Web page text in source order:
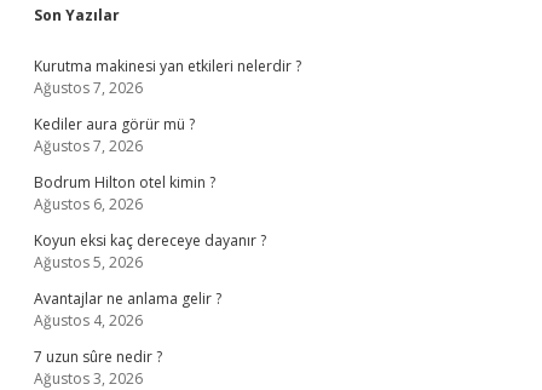
Sidebar
Son Yazılar
Kurutma makinesi yan etkileri nelerdir ?
Ağustos 7, 2026
Kediler aura görür mü ?
Ağustos 7, 2026
Bodrum Hilton otel kimin ?
Ağustos 6, 2026
Koyun eksi kaç dereceye dayanır ?
Ağustos 5, 2026
Avantajlar ne anlama gelir ?
Ağustos 4, 2026
7 uzun sûre nedir ?
Ağustos 3, 2026